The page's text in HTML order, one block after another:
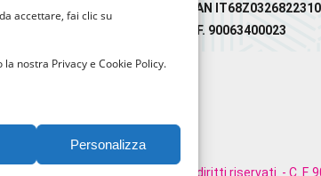
accettare, fai clic su
nostra Privacy e Cookie Policy.
Personalizza
IBAN
C.F. 90063400023
Gomitolorosa. Tutti i diritti riservati. - C. F.